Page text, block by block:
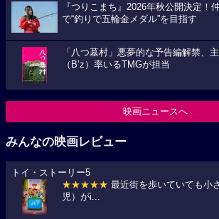
『つりこまち』2026年秋公開決定！
で“釣りで五輪金メダル”を目指す
「八つ墓村」悪夢的な予告編解禁、
（B’z）率いるTMGが担当
映画ニュースへ
みんなの映画レビュー
トイ・ストーリー5
★★★★★ 最近街を歩いていても小
児）がi...